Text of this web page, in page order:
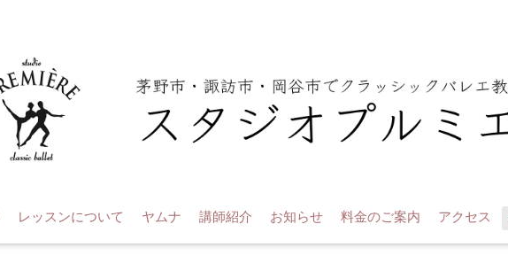
レッスンについて ヤムナ 講師紹介 お知らせ 料金のご案内 アクセス